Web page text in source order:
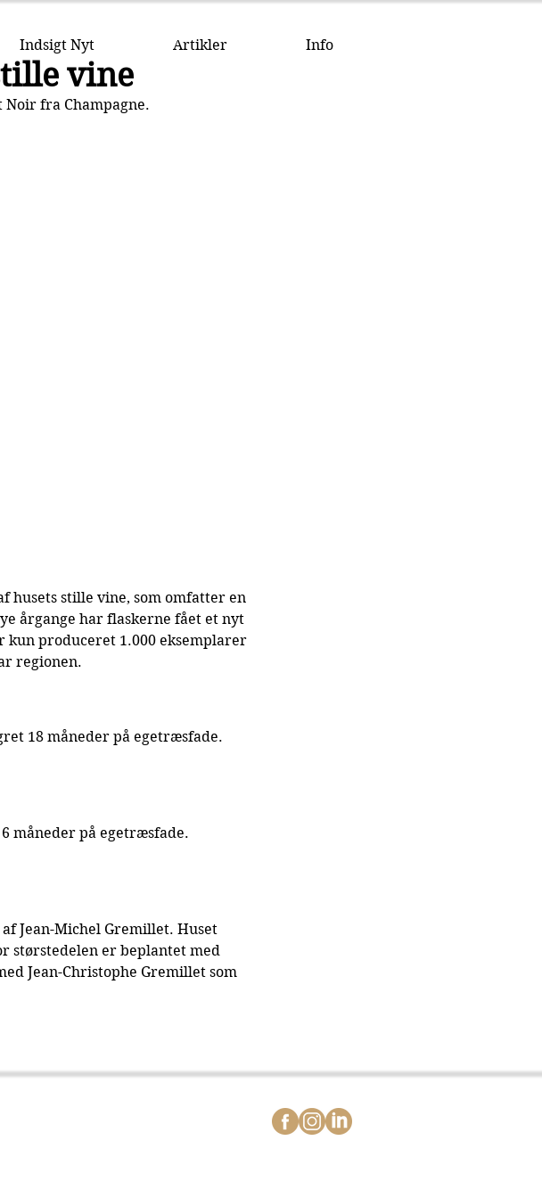
Indsigt Nyt Artikler Info
vine
fra Champagne.
husets stille vine, som omfatter en
årgange har flaskerne fået et nyt
kun produceret 1.000 eksemplarer
regionen.
18 måneder på egetræsfade.
måneder på egetræsfade.
Jean-Michel Gremillet. Huset
størstedelen er beplantet med
Jean-Christophe Gremillet som